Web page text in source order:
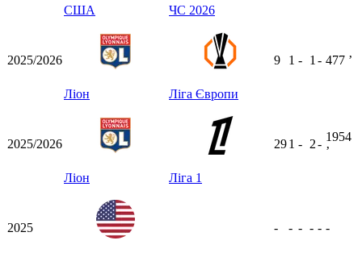
США ЧС 2026
2025/2026
Ліон Ліга Європи
9 1 - 1 - 477 ʼ
2025/2026
Ліон Ліга 1
291 - 2-
1954
ʼ
2025 - - - - - -